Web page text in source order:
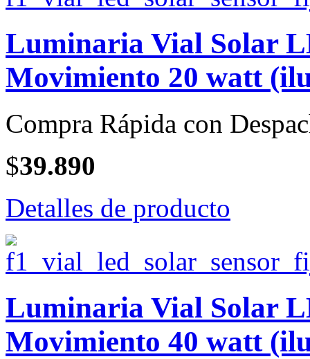
Luminaria Vial Solar
Movimiento 20 watt
Compra Rápida con
$39.890
Detalles de producto
Luminaria Vial Solar
Movimiento 40 watt